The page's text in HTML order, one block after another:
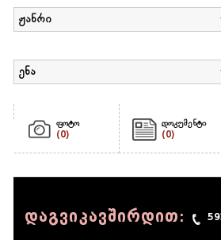
ჟანრი
ენა
ფოტო
(0)
დოკუმენტი
(0)
დაგვიკავშირდით: